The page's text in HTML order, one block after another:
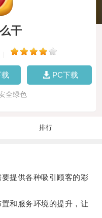
干
PC下载
全绿色
排行
提供各种吸引顾客的彩
和服务环境的提升，让